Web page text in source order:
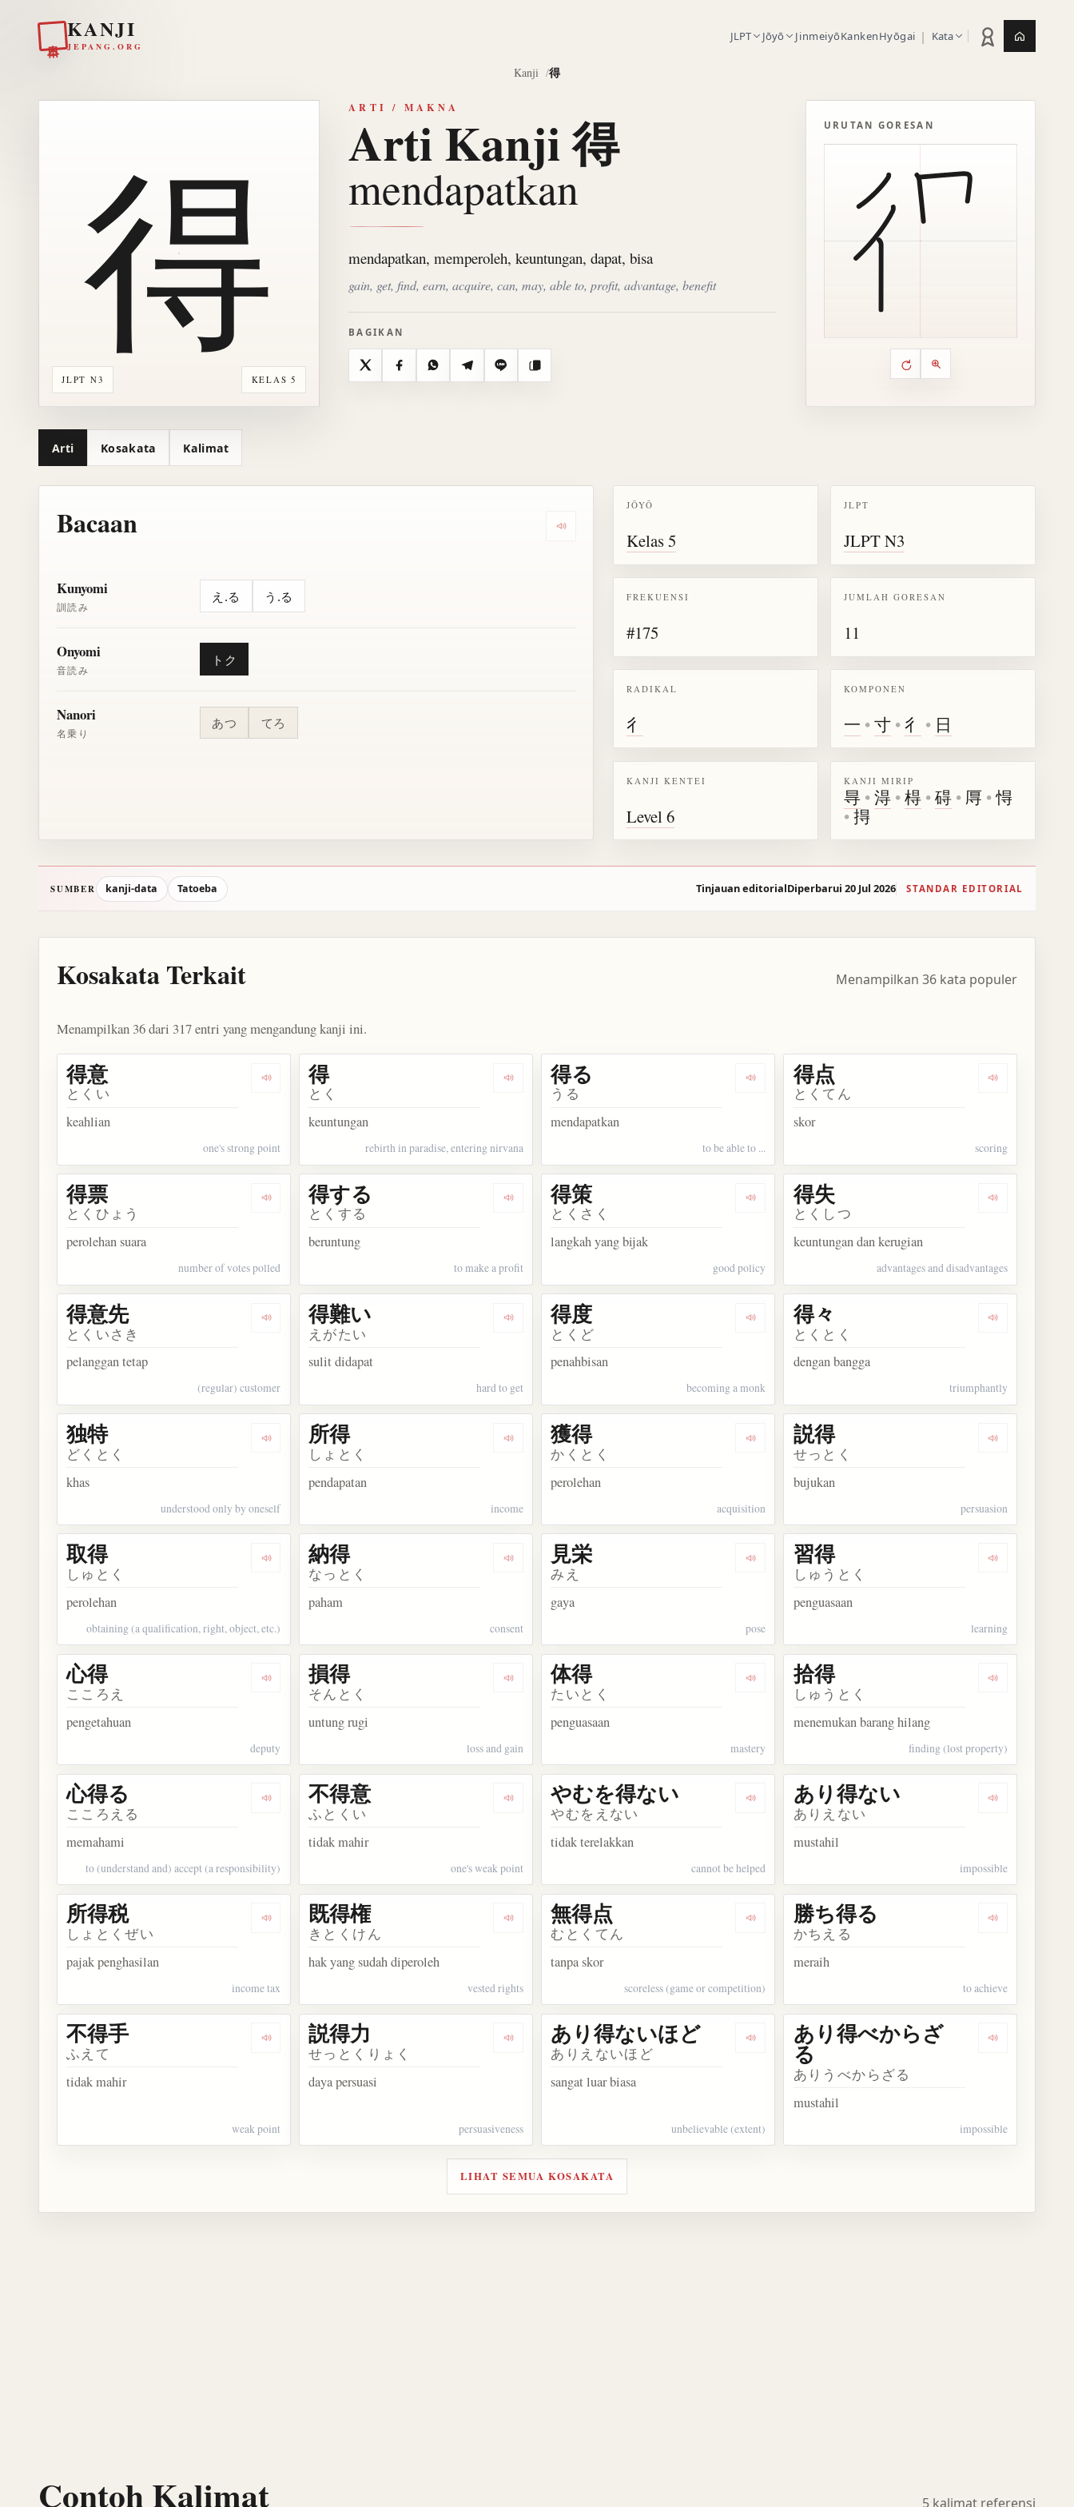
KANJI
JEPANG.ORG
JLPT Jōyō JinmeiyōKankenHyōgai | Kata Statistik latihan
Kanji 得
JLPT N3 KELAS 5
得
ARTI / MAKNA
Arti Kanji 得
mendapatkan
mendapatkan, memperoleh, keuntungan, dapat, bisa
gain, get, find, earn, acquire, can, may, able to, profit, advantage, benefit
BAGIKAN
X FacebookWhatsAppTelegramLine Salin
URUTAN GORESAN
Kontrol animasi urutan
Putar ulang animasi
Perbesar animasi
Arti Kosakata Kalimat
Bacaan Dengarkan semua bacaan untuk kanji 得
Kunyomi
訓読み
え.る う.る
Onyomi
音読み
トク
Nanori
名乗り
あつ てろ
JŌYŌ
Kelas 5
JLPT
JLPT N3
FREKUENSI
#175
JUMLAH GORESAN
11
RADIKAL
彳
KOMPONEN
一 •寸 •彳 • 日
KANJI KENTEI
Level 6
KANJI MIRIP
㝵 •淂 •棏 •碍 • 㕌 •㥂
•㧹
SUMBER kanji-data Tatoeba Tinjauan editorialDiperbarui 20 Jul 2026 STANDAR EDITORIAL
Kosakata Terkait Menampilkan 36 kata populer
Menampilkan 36 dari 317 entri yang mengandung kanji ini.
Dengarkan kosakata 得意
得意
とくい
keahlian
one's strong point
Dengarkan kosakata 得
得
とく
keuntungan
rebirth in paradise, entering nirvana
Dengarkan kosakata 得る
得る
うる
mendapatkan
to be able to ...
Dengarkan
得点
とくてん
skor
scoring
Dengarkan kosakata 得票
得票
とくひょう
perolehan suara
number of votes polled
Dengarkan kosakata 得する
得する
とくする
beruntung
to make a profit
Dengarkan kosakata 得策
得策
とくさく
langkah yang bijak
good policy
Dengarkan
得失
とくしつ
keuntungan dan kerugian
advantages and disadvantages
Dengarkan kosakata 得意先
得意先
とくいさき
pelanggan tetap
(regular) customer
Dengarkan kosakata 得難い
得難い
えがたい
sulit didapat
hard to get
Dengarkan kosakata 得度
得度
とくど
penahbisan
becoming a monk
Dengarkan
得々
とくとく
dengan bangga
triumphantly
Dengarkan kosakata 独特
独特
どくとく
khas
understood only by oneself
Dengarkan kosakata 所得
所得
しょとく
pendapatan
income
Dengarkan kosakata 獲得
獲得
かくとく
perolehan
acquisition
Dengarkan
説得
せっとく
bujukan
persuasion
Dengarkan kosakata 取得
取得
しゅとく
perolehan
obtaining (a qualification, right, object, etc.)
Dengarkan kosakata 納得
納得
なっとく
paham
consent
Dengarkan kosakata 見栄
見栄
みえ
gaya
pose
Dengarkan
習得
しゅうとく
penguasaan
learning
Dengarkan kosakata 心得
心得
こころえ
pengetahuan
deputy
Dengarkan kosakata 損得
損得
そんとく
untung rugi
loss and gain
Dengarkan kosakata 体得
体得
たいとく
penguasaan
mastery
Dengarkan
拾得
しゅうとく
menemukan barang hilang
finding (lost property)
Dengarkan kosakata 心得る
心得る
こころえる
memahami
to (understand and) accept (a responsibility)
Dengarkan kosakata 不得意
不得意
ふとくい
tidak mahir
one's weak point
Dengarkan kosakata やむを得ない
やむを得ない
やむをえない
tidak terelakkan
cannot be helped
Dengarkan
あり得ない
ありえない
mustahil
impossible
Dengarkan kosakata 所得税
所得税
しょとくぜい
pajak penghasilan
income tax
Dengarkan kosakata 既得権
既得権
きとくけん
hak yang sudah diperoleh
vested rights
Dengarkan kosakata 無得点
無得点
むとくてん
tanpa skor
scoreless (game or competition)
Dengarkan
勝ち得る
かちえる
meraih
to achieve
Dengarkan kosakata 不得手
不得手
ふえて
tidak mahir
weak point
Dengarkan kosakata 説得力
説得力
せっとくりょく
daya persuasi
persuasiveness
Dengarkan kosakata あり得ないほど
あり得ないほど
ありえないほど
sangat luar biasa
unbelievable (extent)
Dengarkan
あり得べからざ
る
ありうべからざる
mustahil
impossible
LIHAT SEMUA KOSAKATA
Contoh Kalimat 5 kalimat referensi